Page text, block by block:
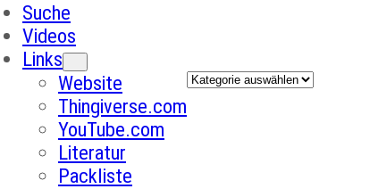
Suche
Videos
Links
Website
Thingiverse.com
YouTube.com
Literatur
Packliste
Kategorien